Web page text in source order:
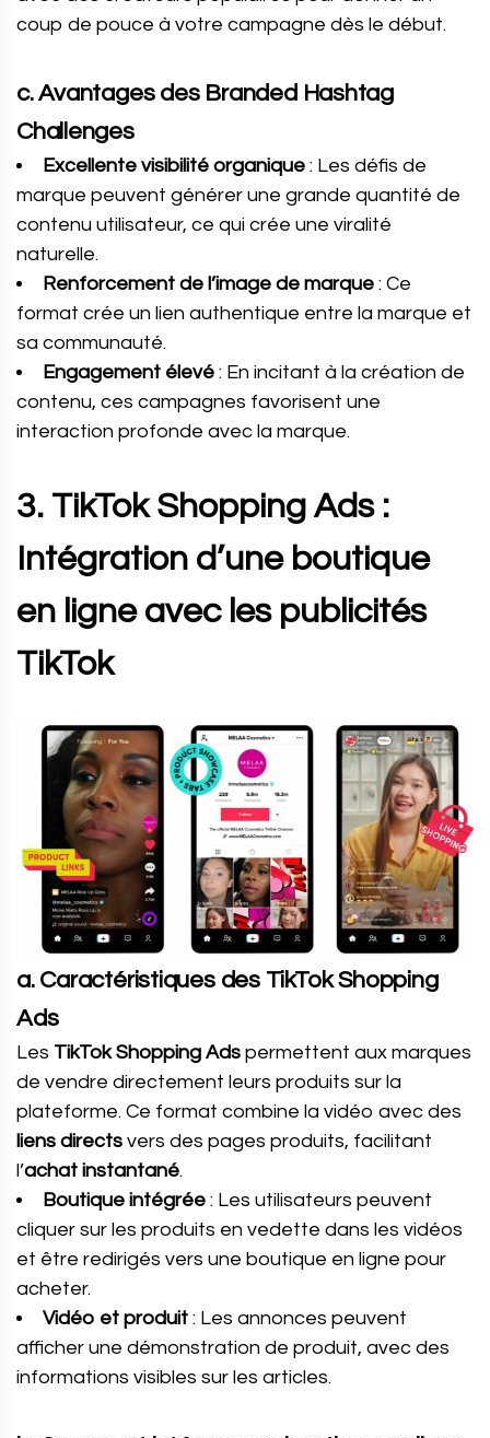
coup de pouce à votre campagne dès le début.
c. Avantages des Branded Hashtag
Challenges
Excellente visibilité organique : Les défis de
marque peuvent générer une grande quantité de
contenu utilisateur, ce qui crée une viralité
naturelle.
Renforcement de l’image de marque : Ce
format crée un lien authentique entre la marque et
sa communauté.
Engagement élevé : En incitant à la création de
contenu, ces campagnes favorisent une
interaction profonde avec la marque.
3. TikTok Shopping Ads :
Intégration d’une boutique
en ligne avec les publicités
TikTok
a. Caractéristiques des TikTok Shopping
Ads
Les TikTok Shopping Ads permettent aux marques
de vendre directement leurs produits sur la
plateforme. Ce format combine la vidéo avec des
liens directs vers des pages produits, facilitant
l’achat instantané.
Boutique intégrée : Les utilisateurs peuvent
cliquer sur les produits en vedette dans les vidéos
et être redirigés vers une boutique en ligne pour
acheter.
Vidéo et produit : Les annonces peuvent
afficher une démonstration de produit, avec des
informations visibles sur les articles.